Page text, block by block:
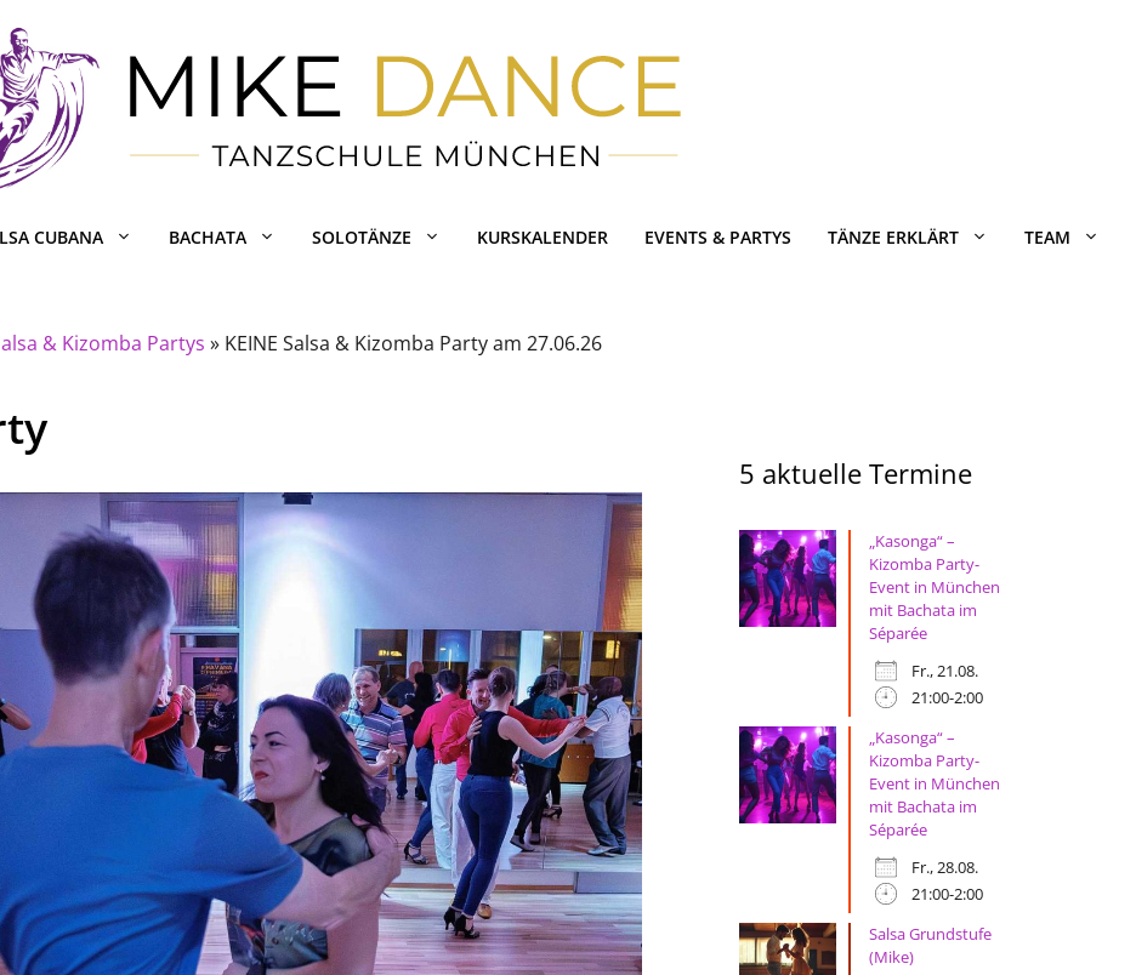
CUBANA BACHATA SOLOTÄNZE KURSKALENDER EVENTS & PARTYS TÄNZE ERKLÄRT TEAM
& Kizomba Partys » KEINE Salsa & Kizomba Party am 27.06.26
5 aktuelle Termine
„Kasonga“ –
Kizomba Party-
Event in München
mit Bachata im
Séparée
Fr., 21.08.
21:00-2:00
„Kasonga“ –
Kizomba Party-
Event in München
mit Bachata im
Séparée
Fr., 28.08.
21:00-2:00
Salsa Grundstufe
(Mike)